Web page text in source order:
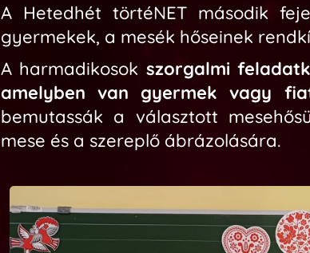
A Hetedhét törtéNET második
gyermekek, a mesék hőseinek
A harmadikosok szorgalmi
amelyben van gyermek vagy
bemutassák a választott
mese és a szereplő ábrázolására.